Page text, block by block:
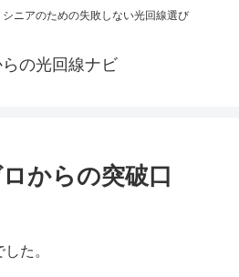
ニアのための失敗しない光回線選び
の光回線ナビ
からの突破口
た。